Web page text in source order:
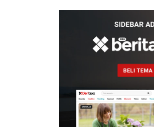
1 hari lalu
Pemilik
Royal
Phone